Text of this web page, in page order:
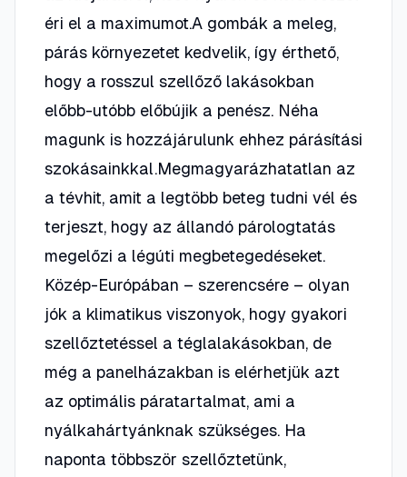
éri el a maximumot.A gombák a meleg,
párás környezetet kedvelik, így érthető,
hogy a rosszul szellőző lakásokban
előbb-utóbb előbújik a penész. Néha
magunk is hozzájárulunk ehhez párásítási
szokásainkkal.Megmagyarázhatatlan az
a tévhit, amit a legtöbb beteg tudni vél és
terjeszt, hogy az állandó párologtatás
megelőzi a légúti megbetegedéseket.
Közép-Európában – szerencsére – olyan
jók a klimatikus viszonyok, hogy gyakori
szellőztetéssel a téglalakásokban, de
még a panelházakban is elérhetjük azt
az optimális páratartalmat, ami a
nyálkahártyánknak szükséges. Ha
naponta többször szellőztetünk,